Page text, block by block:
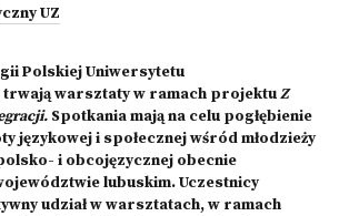
UZ
Polskiej Uniwersytetu
warsztaty w ramach projektuZ
Spotkania mają na celu pogłębienie
językowej i społecznej wśród młodzieży
i obcojęzycznej obecnie
lubuskim. Uczestnicy
udział w warsztatach, w ramach